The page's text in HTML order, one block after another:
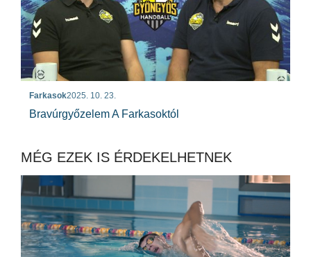
Farkasok2025. 10. 23.
Bravúrgyőzelem A Farkasoktól
MÉG EZEK IS ÉRDEKELHETNEK